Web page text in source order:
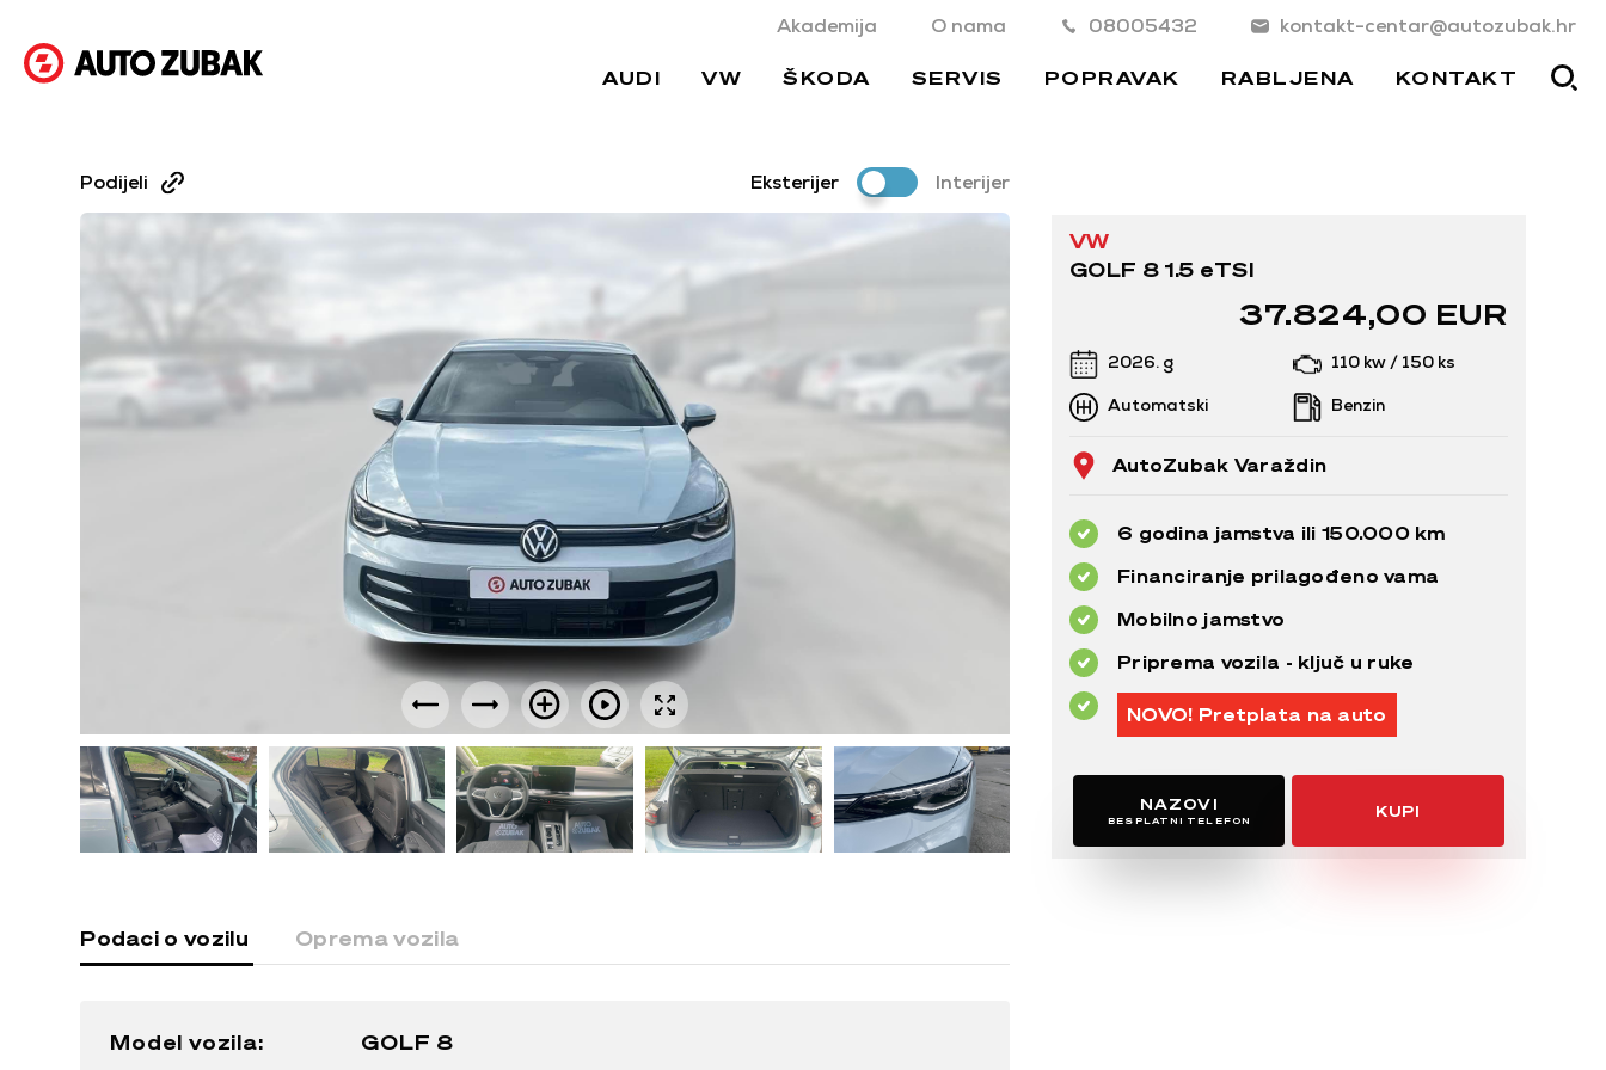
Akademija O nama 08005432 kontakt-centar@autozubak.hr
AUDI VW ŠKODA SERVIS POPRAVAK RABLJENA KONTAKT
Podijeli Eksterijer Interijer
VW
GOLF 8 1.5 eTSI
37.824,00 EUR
2026. g
110 kw / 150 ks
Automatski
Benzin
AutoZubak Varaždin
6 godina jamstva ili 150.000 km
Financiranje prilagođeno vama
Mobilno jamstvo
Priprema vozila - ključ u ruke
NOVO! Pretplata na auto
NAZOVI
BESPLATNI TELEFON
KUPI
Podaci o vozilu Oprema vozila
Model vozila: GOLF 8